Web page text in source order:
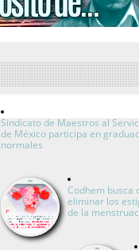
Sindicato de Maestros al
de México participa en
normales
Codhem busca
eliminar los
de la